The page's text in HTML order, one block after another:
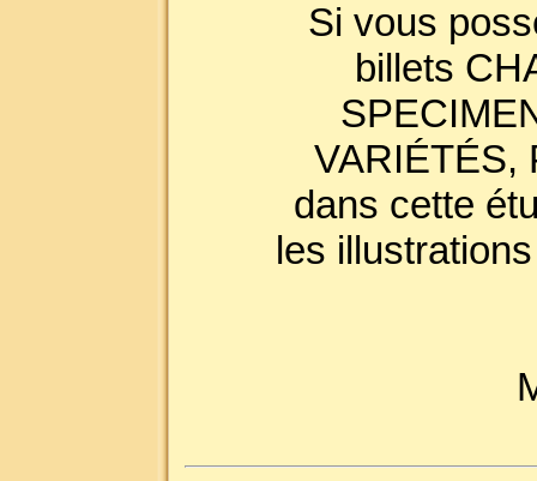
Si vous
billets
VARIÉTÉS,
dans cette
les